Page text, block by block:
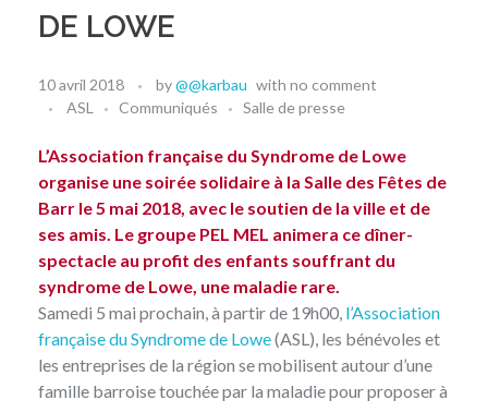
DE LOWE
10 avril 2018 by@@karbau with no comment
ASL
Communiqués Salle de presse
L’Association française du Syndrome de Lowe
organise une soirée solidaire à la Salle des Fêtes de
Barr le 5 mai 2018, avec le soutien de la ville et de
ses amis. Le groupe PEL MEL animera ce dîner-
spectacle au profit des enfants souffrant du
syndrome de Lowe, une maladie rare.
Samedi 5 mai prochain, à partir de 19h00, l’Association
française du Syndrome de Lowe(ASL), les bénévoles et
les entreprises de la région se mobilisent autour d’une
famille barroise touchée par la maladie pour proposer à